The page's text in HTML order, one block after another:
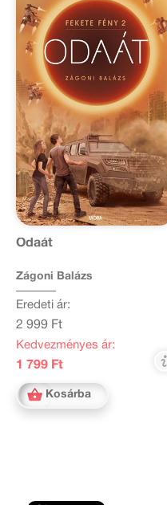
Odaát
Zágoni Balázs
Eredeti ár:
2 999 Ft
Kedvezményes ár:
1 799 Ft
Kosárba